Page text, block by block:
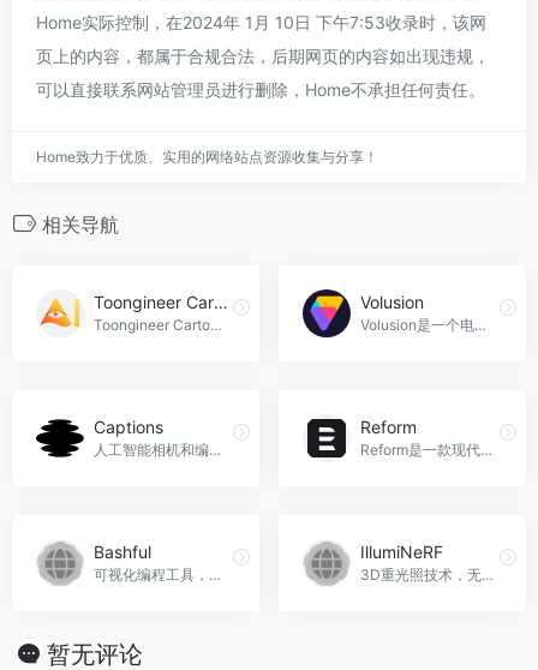
Home实际控制，在2024年 1月 10日 下午7:53收录时，该网
页上的内容，都属于合规合法，后期网页的内容如出现违规，
可以直接联系网站管理员进行删除，Home不承担任何责任。
Home致力于优质、实用的网络站点资源收集与分享！
相关导航
Toongineer Cartoonizer
Toongineer Cartoonizer是一款基于人工智能的图像卡通化工具，可以将照片转化为卡通画，让您的照片更有趣更有创意，Toongineer Cartoonizer官网入口网址
Volusion
Volusion是一个电子商务网站建设平台，提供在线销售解决方案，帮助用户快速搭建和发展自己的电子商务业务。它提供了网站建设工具、购物车功能、库存管理、营销工具和数据分析等功能，适用于创业者、小型企业和中小型零售商等不同场景，Volusion官网入口网址
Captions
人工智能相机和编辑应用程序...Captions视频编辑AI是一款集视频剪辑、字幕添加、滤镜美颜于一体的视频编辑工具。它基于人工智能技术，能够自动识别视频内容，快速生成字幕，提高视频编辑效率，让你轻松打造高质量视频内容，Captions官网入口网址
Reform
Reform是一款现代化的物流软件开发工具，利用AI技术自动捕获物流文件数据，提高操作效率，适用于各种物流企业，Reform官网入口网址
Bashful
可视化编程工具，创建定制化网站和应用，Bashful官网入口网址
IllumiNeRF
3D重光照技术，无需逆向渲染，IllumiNeRF官网入口网址
暂无评论